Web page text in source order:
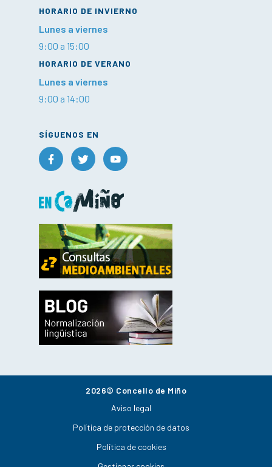
HORARIO DE INVIERNO
Lunes a viernes
9:00 a 15:00
HORARIO DE VERANO
Lunes a viernes
9:00 a 14:00
SÍGUENOS EN
2026© Concello de Miño
Aviso legal
Política de protección de datos
Política de cookies